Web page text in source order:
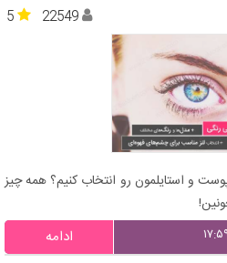
5 22549
و استایلمون رو انتخاب کنیم؟ همه چیز
ادامه